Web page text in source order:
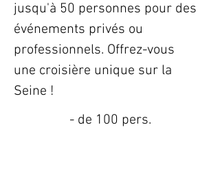
jusqu'à 50 personnes pour des
événements privés ou
professionnels. Offrez-vous
une croisière unique sur la
Seine !
- de 100 pers.